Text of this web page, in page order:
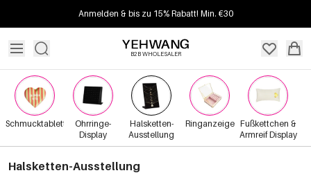
Anmelden & bis zu 15% Rabatt! Min. €30
B2B WHOLESALER
Schmucktabletts
Ohrringe-
Display
Halsketten-
Ausstellung
Ringanzeige Fußkettchen &
Armreif Display
Halsketten-Ausstellung